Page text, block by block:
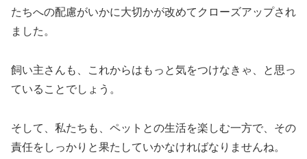
たちへの配慮がいかに大切かが改めてクローズアップされ
ました。
飼い主さんも、これからはもっと気をつけなきゃ、と思っ
ていることでしょう。
そして、私たちも、ペットとの生活を楽しむ一方で、その
責任をしっかりと果たしていかなければなりませんね。